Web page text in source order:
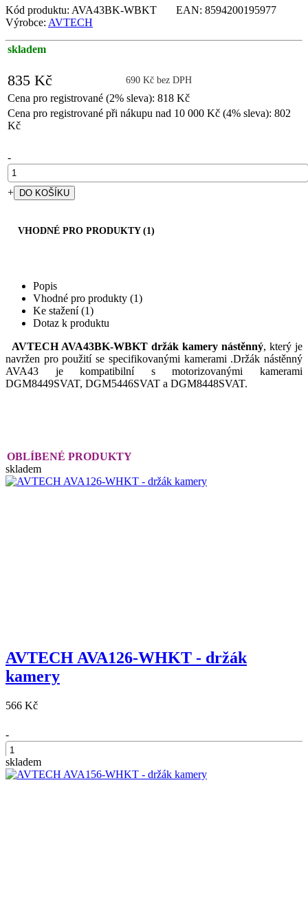
Kód produktu: AVA43BK-WBKT EAN: 8594200195977
Výrobce: AVTECH
skladem
835 Kč 690 Kč bez DPH
Cena pro registrované (2% sleva): 818 Kč
Cena pro registrované při nákupu nad 10 000 Kč (4% sleva): 802
Kč
-
+
VHODNÉ PRO PRODUKTY (1)
Popis
Vhodné pro produkty (1)
Ke stažení (1)
Dotaz k produktu
AVTECH AVA43BK-WBKT držák kamery nástěnný, který je
navržen pro použití se specifikovanými kamerami .Držák nástěnný
AVA43 je kompatibilní s motorizovanými kamerami
DGM8449SVAT, DGM5446SVAT a DGM8448SVAT.
OBLÍBENÉ PRODUKTY
skladem
AVTECH AVA126-WHKT - držák
kamery
566 Kč
-
+
skladem